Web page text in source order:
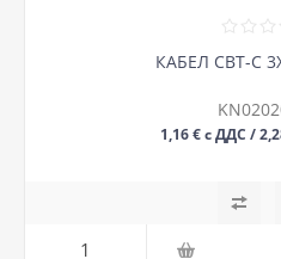
КАБЕЛ СВТ-С
1,16 € с ДДС /